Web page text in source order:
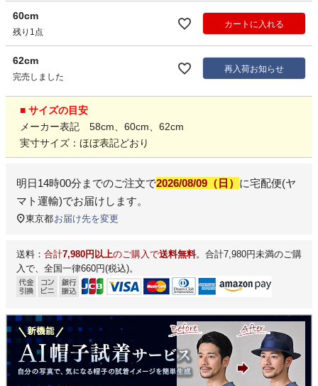
60cm
残り1点
カートに入れる
62cm
完売しました
再入荷お知らせ
■ サイズの目安
メーカー表記 58cm、60cm、62cm
実寸サイズ：ほぼ表記どおり
明日14時00分 までのご注文で2026/08/09（日） に宅配便(ヤ
マト運輸)でお届けします。
東京都お届け先を変更
送料： 合計7,980円以上のご購入で送料無料。合計7,980円未満のご購
入で、全国一律660円(税込)。